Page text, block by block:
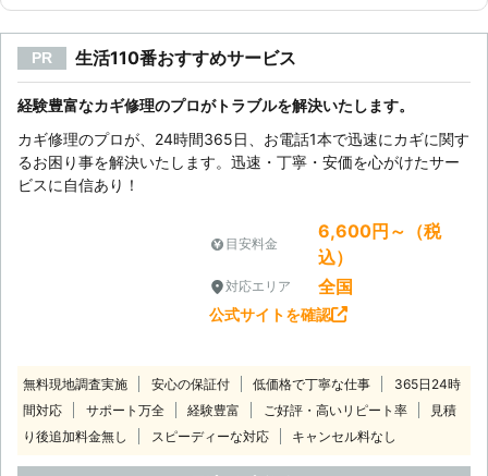
PR 生活110番おすすめサービス
経験豊富なカギ修理のプロがトラブルを解決いたします。
カギ修理のプロが、24時間365日、お電話1本で迅速にカギに関す
るお困り事を解決いたします。迅速・丁寧・安価を心がけたサー
ビスに自信あり！
目安料金
6,600円～（税
込）
対応エリア 全国
公式サイトを確認
無料現地調査実施 安心の保証付 低価格で丁寧な仕事
365日24時
間対応
サポート万全 経験豊富 ご好評・高いリピート率
見積
り後追加料金無し
スピーディーな対応 キャンセル料なし